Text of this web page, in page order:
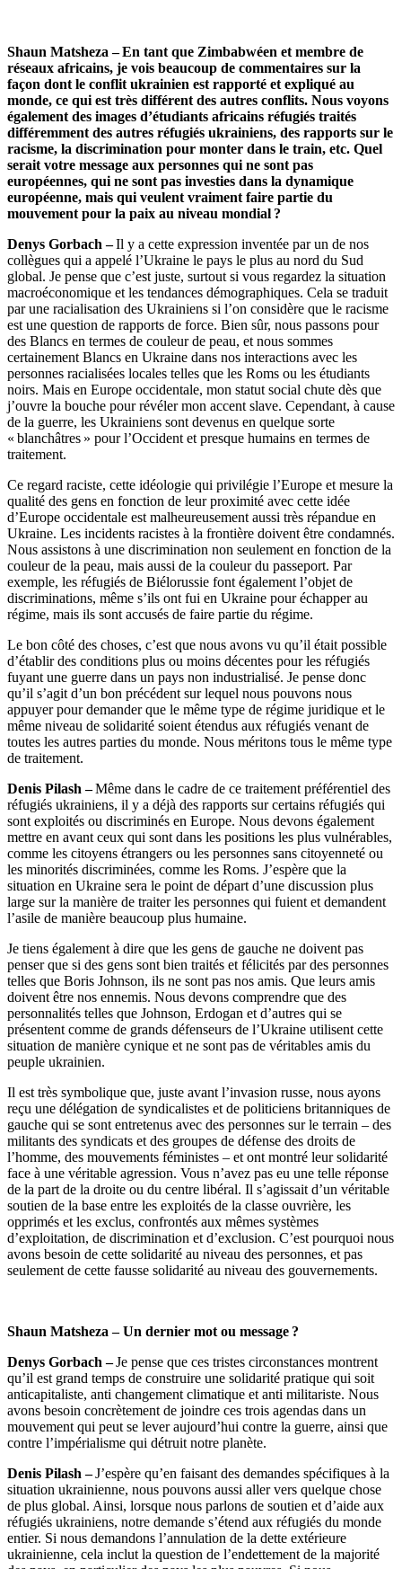
Shaun Matsheza –En tant que Zimbabwéen et membre de
réseaux africains, je vois beaucoup de commentaires sur la
façon dont le conflit ukrainien est rapporté et expliqué au
monde, ce qui est très différent des autres conflits. Nous voyons
également des images d’étudiants africains réfugiés traités
différemment des autres réfugiés ukrainiens, des rapports sur le
racisme, la discrimination pour monter dans le train, etc. Quel
serait votre message aux personnes qui ne sont pas
européennes, qui ne sont pas investies dans la dynamique
européenne, mais qui veulent vraiment faire partie du
mouvement pour la paix au niveau mondial ?
Denys Gorbach –Il y a cette expression inventée par un de nos
collègues qui a appelé l’Ukraine le pays le plus au nord du Sud
global. Je pense que c’est juste, surtout si vous regardez la situation
macroéconomique et les tendances démographiques. Cela se traduit
par une racialisation des Ukrainiens si l’on considère que le racisme
est une question de rapports de force. Bien sûr, nous passons pour
des Blancs en termes de couleur de peau, et nous sommes
certainement Blancs en Ukraine dans nos interactions avec les
personnes racialisées locales telles que les Roms ou les étudiants
noirs. Mais en Europe occidentale, mon statut social chute dès que
j’ouvre la bouche pour révéler mon accent slave. Cependant, à cause
de la guerre, les Ukrainiens sont devenus en quelque sorte
« blanchâtres » pour l’Occident et presque humains en termes de
traitement.
Ce regard raciste, cette idéologie qui privilégie l’Europe et mesure la
qualité des gens en fonction de leur proximité avec cette idée
d’Europe occidentale est malheureusement aussi très répandue en
Ukraine. Les incidents racistes à la frontière doivent être condamnés.
Nous assistons à une discrimination non seulement en fonction de la
couleur de la peau, mais aussi de la couleur du passeport. Par
exemple, les réfugiés de Biélorussie font également l’objet de
discriminations, même s’ils ont fui en Ukraine pour échapper au
régime, mais ils sont accusés de faire partie du régime.
Le bon côté des choses, c’est que nous avons vu qu’il était possible
d’établir des conditions plus ou moins décentes pour les réfugiés
fuyant une guerre dans un pays non industrialisé. Je pense donc
qu’il s’agit d’un bon précédent sur lequel nous pouvons nous
appuyer pour demander que le même type de régime juridique et le
même niveau de solidarité soient étendus aux réfugiés venant de
toutes les autres parties du monde. Nous méritons tous le même type
de traitement.
Denis Pilash –Même dans le cadre de ce traitement préférentiel des
réfugiés ukrainiens, il y a déjà des rapports sur certains réfugiés qui
sont exploités ou discriminés en Europe. Nous devons également
mettre en avant ceux qui sont dans les positions les plus vulnérables,
comme les citoyens étrangers ou les personnes sans citoyenneté ou
les minorités discriminées, comme les Roms. J’espère que la
situation en Ukraine sera le point de départ d’une discussion plus
large sur la manière de traiter les personnes qui fuient et demandent
l’asile de manière beaucoup plus humaine.
Je tiens également à dire que les gens de gauche ne doivent pas
penser que si des gens sont bien traités et félicités par des personnes
telles que Boris Johnson, ils ne sont pas nos amis. Que leurs amis
doivent être nos ennemis. Nous devons comprendre que des
personnalités telles que Johnson, Erdogan et d’autres qui se
présentent comme de grands défenseurs de l’Ukraine utilisent cette
situation de manière cynique et ne sont pas de véritables amis du
peuple ukrainien.
Il est très symbolique que, juste avant l’invasion russe, nous ayons
reçu une délégation de syndicalistes et de politiciens britanniques de
gauche qui se sont entretenus avec des personnes sur le terrain – des
militants des syndicats et des groupes de défense des droits de
l’homme, des mouvements féministes – et ont montré leur solidarité
face à une véritable agression. Vous n’avez pas eu une telle réponse
de la part de la droite ou du centre libéral. Il s’agissait d’un véritable
soutien de la base entre les exploités de la classe ouvrière, les
opprimés et les exclus, confrontés aux mêmes systèmes
d’exploitation, de discrimination et d’exclusion. C’est pourquoi nous
avons besoin de cette solidarité au niveau des personnes, et pas
seulement de cette fausse solidarité au niveau des gouvernements.
Shaun Matsheza – Un dernier mot ou message ?
Denys Gorbach –Je pense que ces tristes circonstances montrent
qu’il est grand temps de construire une solidarité pratique qui soit
anticapitaliste, anti changement climatique et anti militariste. Nous
avons besoin concrètement de joindre ces trois agendas dans un
mouvement qui peut se lever aujourd’hui contre la guerre, ainsi que
contre l’impérialisme qui détruit notre planète.
Denis Pilash –J’espère qu’en faisant des demandes spécifiques à la
situation ukrainienne, nous pouvons aussi aller vers quelque chose
de plus global. Ainsi, lorsque nous parlons de soutien et d’aide aux
réfugiés ukrainiens, notre demande s’étend aux réfugiés du monde
entier. Si nous demandons l’annulation de la dette extérieure
ukrainienne, cela inclut la question de l’endettement de la majorité